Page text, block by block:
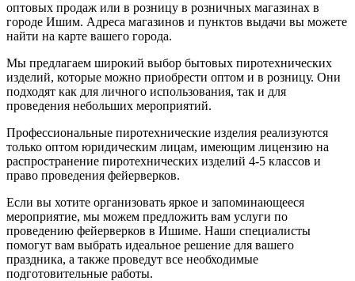
оптовых продаж или в розницу в розничных магазинах в
городе Ишим. Адреса магазинов и пунктов выдачи вы можете
найти на карте вашего города.
Мы предлагаем широкий выбор бытовых пиротехнических
изделий, которые можно приобрести оптом и в розницу. Они
подходят как для личного использования, так и для
проведения небольших мероприятий.
Профессиональные пиротехнические изделия реализуются
только оптом юридическим лицам, имеющим лицензию на
распространение пиротехнических изделий 4-5 классов и
право проведения фейерверков.
Если вы хотите организовать яркое и запоминающееся
мероприятие, мы можем предложить вам услуги по
проведению фейерверков в Ишиме. Наши специалисты
помогут вам выбрать идеальное решение для вашего
праздника, а также проведут все необходимые
подготовительные работы.